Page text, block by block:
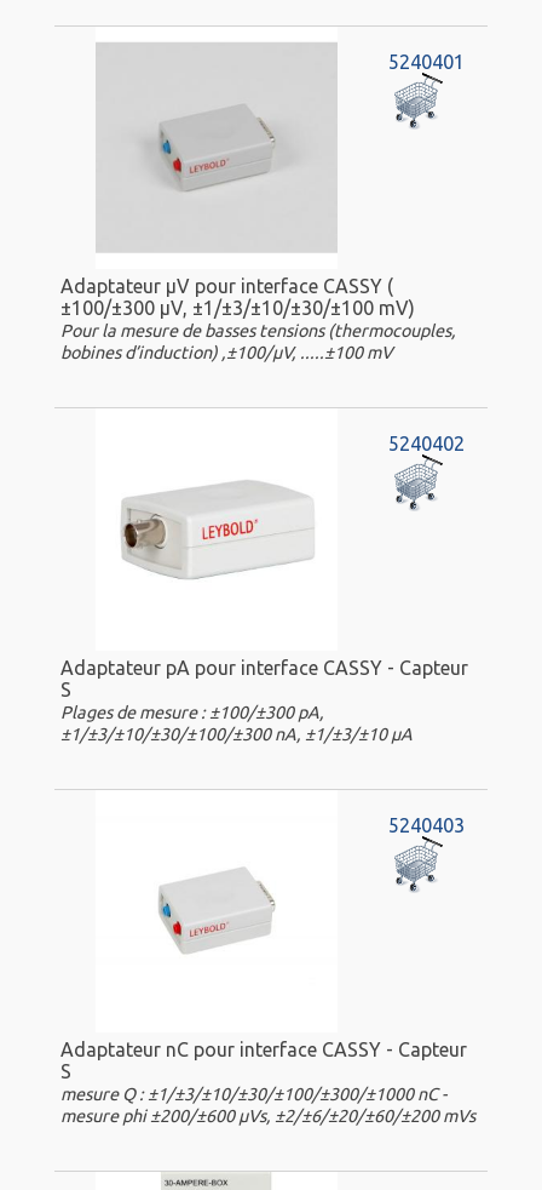
5240401
Adaptateur µV pour interface CASSY (
±100/±300 µV, ±1/±3/±10/±30/±100 mV)
Pour la mesure de basses tensions (thermocouples,
bobines d’induction) ,±100/µV, .....±100 mV
5240402
Adaptateur pA pour interface CASSY - Capteur
S
Plages de mesure : ±100/±300 pA,
±1/±3/±10/±30/±100/±300 nA, ±1/±3/±10 µA
5240403
Adaptateur nC pour interface CASSY - Capteur
S
mesure Q : ±1/±3/±10/±30/±100/±300/±1000 nC -
mesure phi ±200/±600 µVs, ±2/±6/±20/±60/±200 mVs